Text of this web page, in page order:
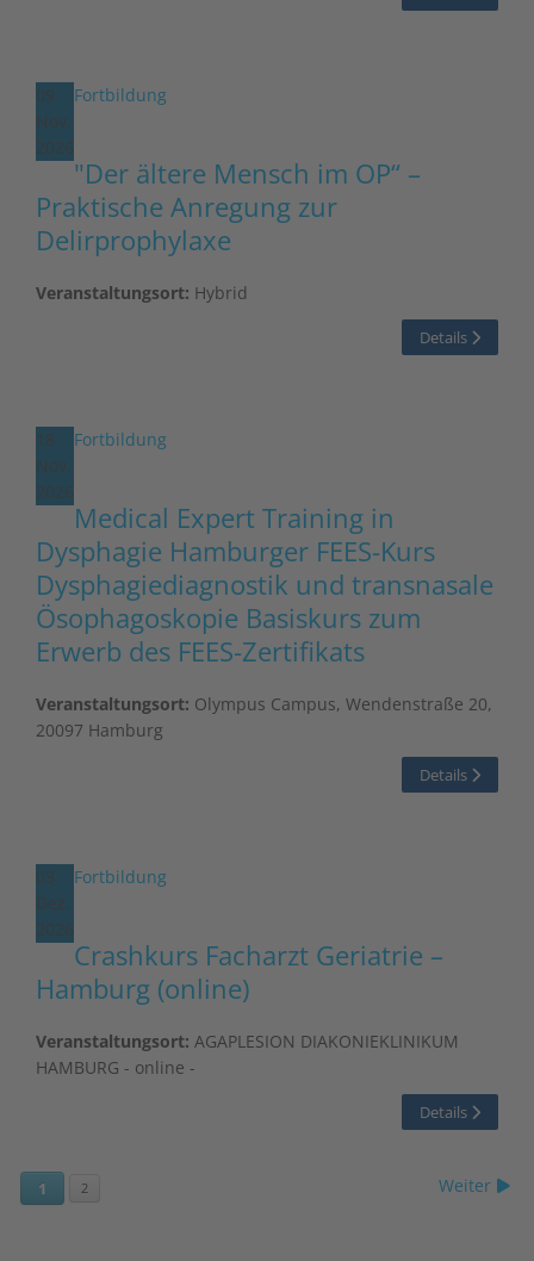
09
Nov.
2026
Fortbildung
"Der ältere Mensch im OP“ –
Praktische Anregung zur
Delirprophylaxe
Veranstaltungsort: Hybrid
Details
18
Nov.
2026
Fortbildung
Medical Expert Training in
Dysphagie Hamburger FEES-Kurs
Dysphagiediagnostik und transnasale
Ösophagoskopie Basiskurs zum
Erwerb des FEES-Zertifikats
Veranstaltungsort: Olympus Campus, Wendenstraße 20,
20097 Hamburg
Details
03
Dez.
2026
Fortbildung
Crashkurs Facharzt Geriatrie –
Hamburg (online)
Veranstaltungsort: AGAPLESION DIAKONIEKLINIKUM
HAMBURG - online -
Details
1 2 Weiter